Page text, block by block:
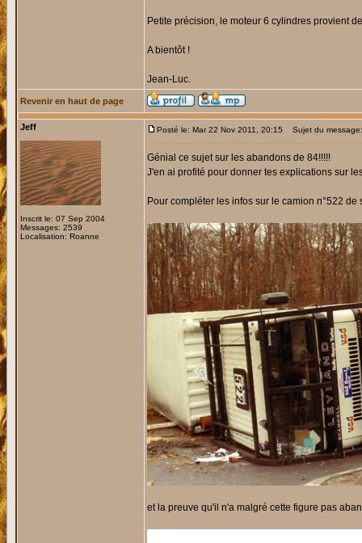
Petite précision, le moteur 6 cylindres provient
A bientôt !
Jean-Luc.
Revenir en haut de page
Jeff
Inscrit le: 07 Sep 2004
Messages: 2539
Localisation: Roanne
Posté le: Mar 22 Nov 2011, 20:15 Sujet du message:
Génial ce sujet sur les abandons de 84!!!!!
J'en ai profité pour donner tes explications sur
Pour compléter les infos sur le camion n°522
et la preuve qu'il n'a malgré cette figure pas